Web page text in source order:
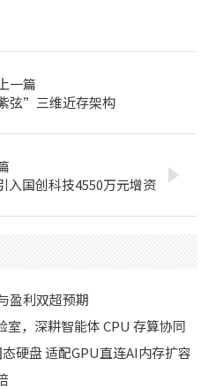
上一篇
弦”三维近存架构
入国创科技4550万元增资
盈利双超预期
，深耕智能体 CPU 存算协同
硬盘 适配GPU直连AI内存扩容